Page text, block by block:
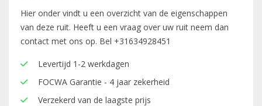
Hier onder vindt u een overzicht van de eigenschappen
van deze ruit. Heeft u een vraag over uw ruit neem dan
contact met ons op. Bel +31634928451
Levertijd 1-2 werkdagen
FOCWA Garantie - 4 jaar zekerheid
Verzekerd van de laagste prijs